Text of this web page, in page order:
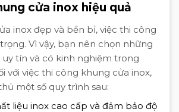
cửa inox hiệu quả
inox đẹp và bền bỉ, việc thi công
Vì vậy, bạn nên chọn những
tín và có kinh nghiệm trong
với việc thi công khung cửa inox,
một số quy trình sau:
liệu inox cao cấp và đảm bảo độ